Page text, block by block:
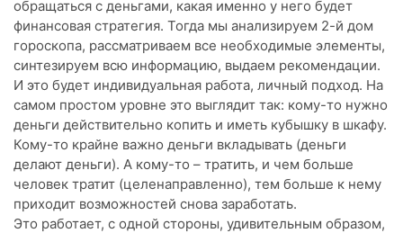
обращаться с деньгами, какая именно у него будет
финансовая стратегия. Тогда мы анализируем 2-й дом
гороскопа, рассматриваем все необходимые элементы,
синтезируем всю информацию, выдаем рекомендации.
И это будет индивидуальная работа, личный подход. На
самом простом уровне это выглядит так: кому-то нужно
деньги действительно копить и иметь кубышку в шкафу.
Кому-то крайне важно деньги вкладывать (деньги
делают деньги). А кому-то – тратить, и чем больше
человек тратит (целенаправленно), тем больше к нему
приходит возможностей снова заработать.
Это работает, с одной стороны, удивительным образом,